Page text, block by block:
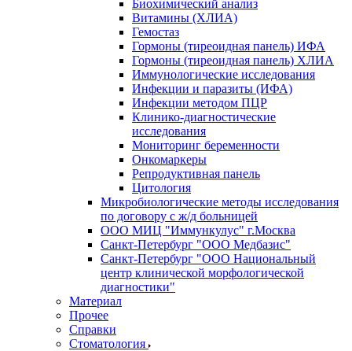
Биохимический анализ
Витамины (ХЛИА)
Гемостаз
Гормоны (тиреоидная панель) ИФА
Гормоны (тиреоидная панель) ХЛИА
Иммунологические исследования
Инфекции и паразиты (ИФА)
Инфекции методом ПЦР
Клинико-диагностические
исследования
Мониторинг беременности
Онкомаркеры
Репродуктивная панель
Цитология
Микробиологические методы исследования
по договору с ж/д больницей
ООО МИЦ "Иммункулус" г.Москва
Санкт-Петербург "ООО Медбазис"
Санкт-Петербург "ООО Национальный
центр клинической морфологической
диагностики"
Материал
Прочее
Справки
Стоматология